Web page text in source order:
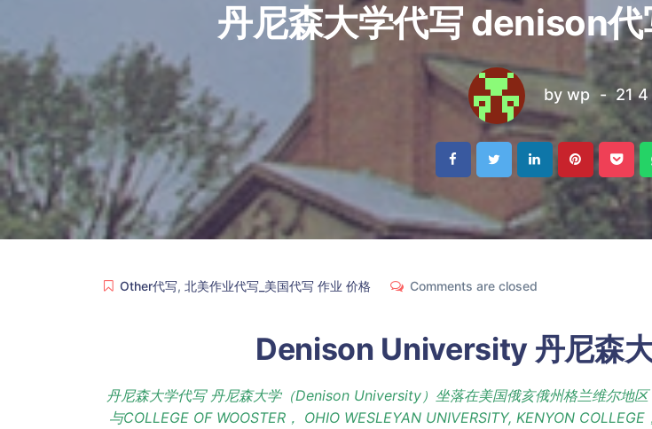
丹尼森大学代写 denison
by wp 21
Other代写, 北美作业代写_美国代写 作业 价格 Comments are closed
Denison University 丹尼森
丹尼森大学代写 丹尼森大学（Denison University）坐落在美国俄亥俄州格兰维尔地区
与COLLEGE OF WOOSTER， OHIO WESLEYAN UNIVERSITY, KENYON COLLEGE